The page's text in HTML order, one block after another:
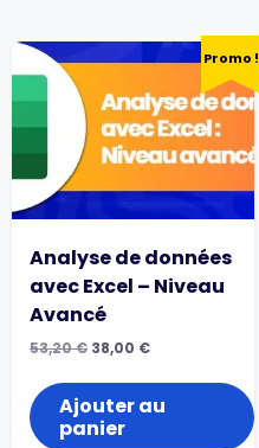
Promo !
Analyse de données
avec Excel – Niveau
Avancé
53,20€ Le
initial
était :
53,20
€.
38,00 €Le
actuel
est :
38,00
Ajouter au
panier